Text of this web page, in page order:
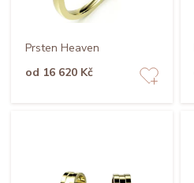
Prsten Heaven
od 16 620 Kč